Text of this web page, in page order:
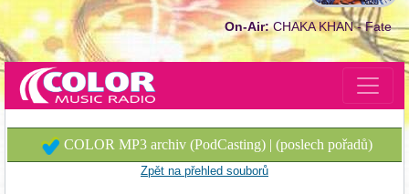
On-Air:CHAKA KHAN - Fate
COLOR MP3 archiv (PodCasting) | (poslech pořadů)
Zpět na přehled souborů